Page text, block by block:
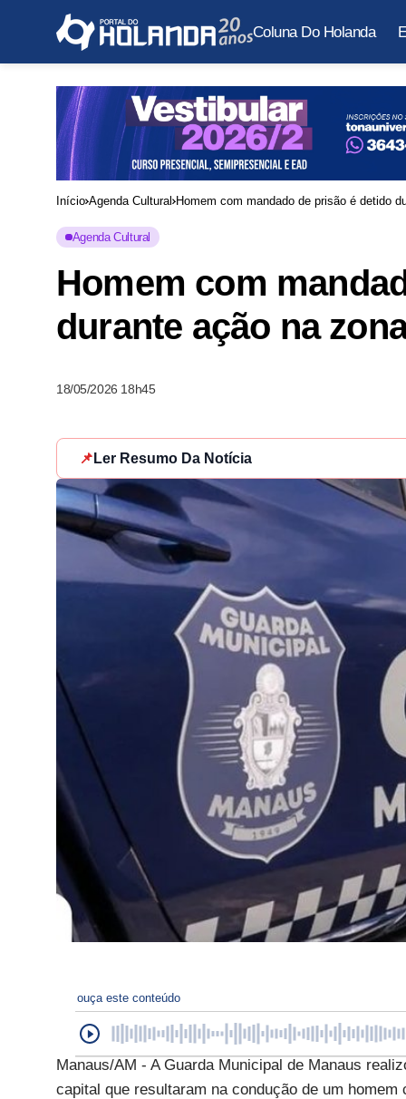
Coluna Do Holanda
Início Agenda Cultural Homem com mandado de prisão é detido
Agenda Cultural
Homem com
durante ação na
18/05/2026 18h45
📌 Ler Resumo Da Notícia
ouça este conteúdo
Manaus/AM - A Guarda Municipal de Manaus
capital que resultaram na condução de um